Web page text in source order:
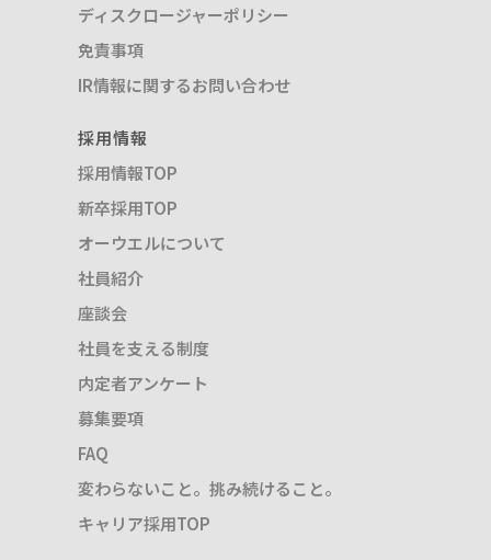
ディスクロージャーポリシー
免責事項
IR情報に関するお問い合わせ
採用情報
採用情報TOP
新卒採用TOP
オーウエルについて
社員紹介
座談会
社員を支える制度
内定者アンケート
募集要項
FAQ
変わらないこと。挑み続けること。
キャリア採用TOP